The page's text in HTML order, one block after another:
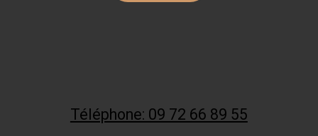
Téléphone: 09 72 66 89 55